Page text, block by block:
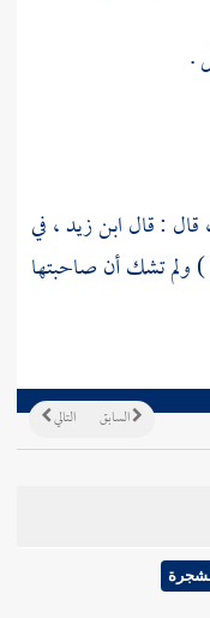
.
قال : قالابن زيد ،في
) ولم تشك أن صاحبتها
التالي السابق